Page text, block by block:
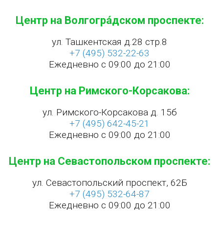
Центр на Волгогра́дском проспекте:
ул. Ташкентская д.28 стр.8
+7 (495) 532-22-63
Ежедневно с 09:00 до 21:00
Центр на Римского-Корсакова:
ул. Римского-Корсакова д. 15б
+7 (495) 642-45-21
Ежедневно с 09:00 до 21:00
Центр на Севастопольском проспекте:
ул. Севастопольский проспект, 62Б
+7 (495) 532-64-87
Ежедневно с 09:00 до 21:00